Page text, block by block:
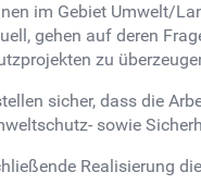
im Gebiet Umwelt/
gehen auf deren
zu
sicher, dass die
sowie
Realisierung